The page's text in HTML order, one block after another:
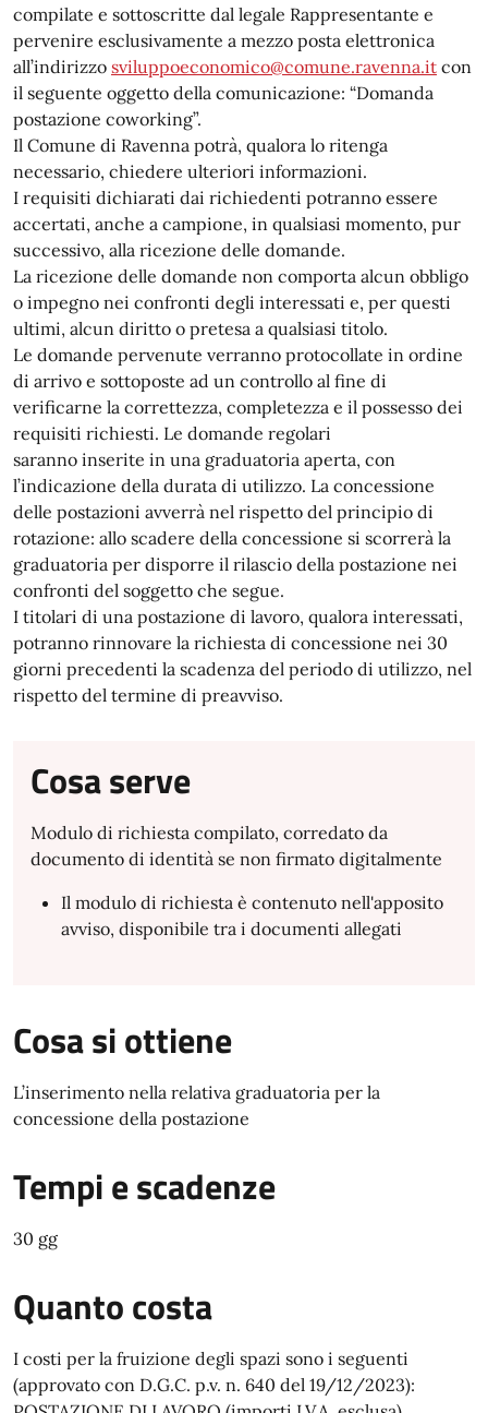
compilate e sottoscritte dal legale Rappresentante e
pervenire esclusivamente a mezzo posta elettronica
all’indirizzo sviluppoeconomico@comune.ravenna.it con
il seguente oggetto della comunicazione: “Domanda
postazione coworking”.
Il Comune di Ravenna potrà, qualora lo ritenga
necessario, chiedere ulteriori informazioni.
I requisiti dichiarati dai richiedenti potranno essere
accertati, anche a campione, in qualsiasi momento, pur
successivo, alla ricezione delle domande.
La ricezione delle domande non comporta alcun obbligo
o impegno nei confronti degli interessati e, per questi
ultimi, alcun diritto o pretesa a qualsiasi titolo.
Le domande pervenute verranno protocollate in ordine
di arrivo e sottoposte ad un controllo al fine di
verificarne la correttezza, completezza e il possesso dei
requisiti richiesti. Le domande regolari
saranno inserite in una graduatoria aperta, con
l’indicazione della durata di utilizzo. La concessione
delle postazioni avverrà nel rispetto del principio di
rotazione: allo scadere della concessione si scorrerà la
graduatoria per disporre il rilascio della postazione nei
confronti del soggetto che segue.
I titolari di una postazione di lavoro, qualora interessati,
potranno rinnovare la richiesta di concessione nei 30
giorni precedenti la scadenza del periodo di utilizzo, nel
rispetto del termine di preavviso.
Cosa serve
Modulo di richiesta compilato, corredato da
documento di identità se non firmato digitalmente
Il modulo di richiesta è contenuto nell'apposito
avviso, disponibile tra i documenti allegati
Cosa si ottiene
L’inserimento nella relativa graduatoria per la
concessione della postazione
Tempi e scadenze
30 gg
Quanto costa
I costi per la fruizione degli spazi sono i seguenti
(approvato con D.G.C. p.v. n. 640 del 19/12/2023):